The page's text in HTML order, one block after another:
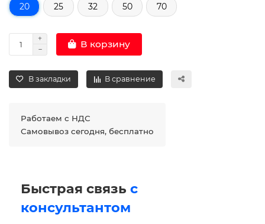
20
25 32 50 70
В корзину
В закладки В сравнение
Работаем с НДС
Самовывоз сегодня, бесплатно
Быстрая связь с
консультантом